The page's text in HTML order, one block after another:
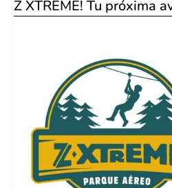
Z XTREME! Tu próxima